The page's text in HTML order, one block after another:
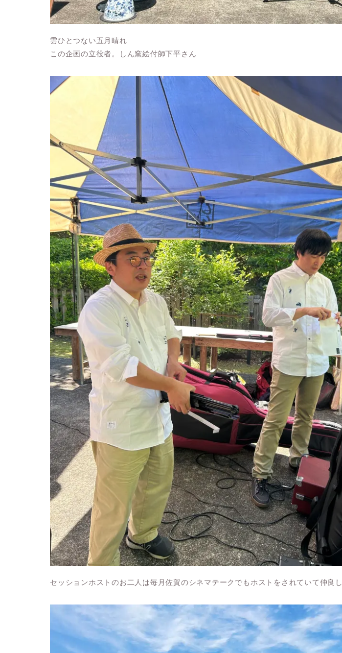
雲ひとつない五月晴れ
この企画の立役者。しん窯絵付師下平さん
セッションホストのお二人は毎月佐賀のシネマテークでもホストをされていて仲良し